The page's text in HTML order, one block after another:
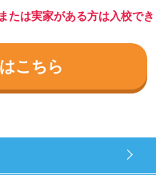
たは実家がある方は入校でき
こちら